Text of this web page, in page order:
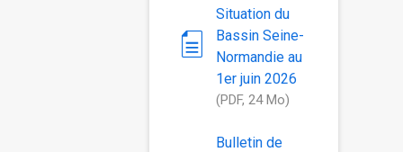
Situation du
Bassin Seine-
Normandie au
1er juin 2026
(PDF, 24 Mo)
Bulletin de